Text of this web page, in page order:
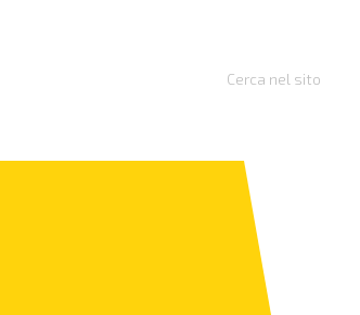
Cerca nel sito